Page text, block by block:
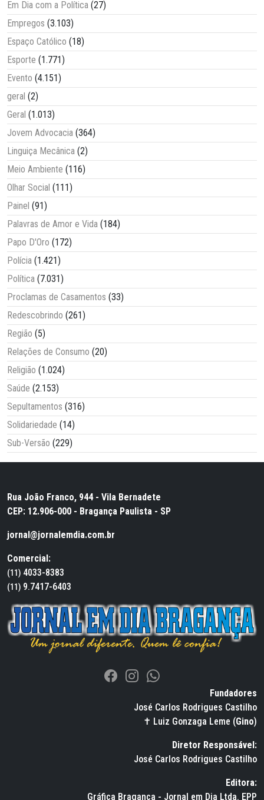
Em Dia com a Política (27)
Empregos (3.103)
Espaço Católico (18)
Esporte (1.771)
Evento (4.151)
geral (2)
Geral (1.013)
Jovem Advocacia (364)
Linguiça Mecânica (2)
Meio Ambiente (116)
Olhar Social (111)
Painel (91)
Palavras de Amor e Vida (184)
Papo D'Oro (172)
Polícia (1.421)
Política (7.031)
Proclamas de Casamentos (33)
Redescobrindo (261)
Região (5)
Relações de Consumo (20)
Religião (1.024)
Saúde (2.153)
Sepultamentos (316)
Solidariedade (14)
Sub-Versão (229)
Rua João Franco, 944 - Vila Bernadete
CEP: 12.906-000 - Bragança Paulista - SP
jornal@jornalemdia.com.br
Comercial:
(11) 4033-8383
(11) 9.7417-6403
Fundadores
José Carlos Rodrigues Castilho
✝ Luiz Gonzaga Leme (Gino)
Diretor Responsável:
José Carlos Rodrigues Castilho
Editora:
Gráfica Bragança - Jornal em Dia Ltda. EPP